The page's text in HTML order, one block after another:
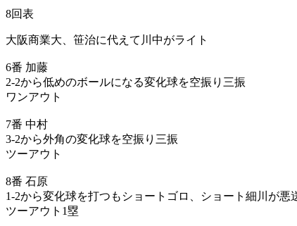
8回表
大阪商業大、笹治に代えて川中がライト
6番 加藤
2-2から低めのボールになる変化球を空振り三振
ワンアウト
7番 中村
3-2から外角の変化球を空振り三振
ツーアウト
8番 石原
1-2から変化球を打つもショートゴロ、ショート細川が悪
ツーアウト1塁